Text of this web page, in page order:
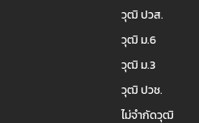
วุฒิ ปวส.
วุฒิ ม.6
วุฒิ ม.3
วุฒิ ปวช.
ไม่จำกัดวุฒิ